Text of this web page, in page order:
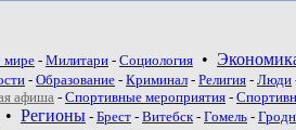
мире- Милитари - Социология •
- Образование - Криминал - Религия - Люди
афиша - Спортивные мероприятия -
• Регионы - Брест - Витебск- Гомель -